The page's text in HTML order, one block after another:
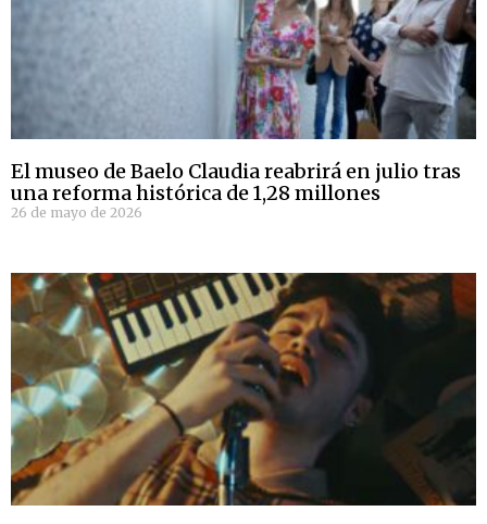
El museo de Baelo Claudia reabrirá en julio tras
una reforma histórica de 1,28 millones
26 de mayo de 2026